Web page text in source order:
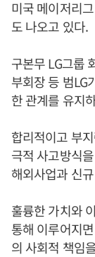
미국 메이저리
도 나오고 있다.
구본무 LG그룹
부회장 등 범LG
한 관계를 유지
합리적이고 부
극적 사고방식
해외사업과 신
훌륭한 가치와
통해 이루어지
의 사회적 책임